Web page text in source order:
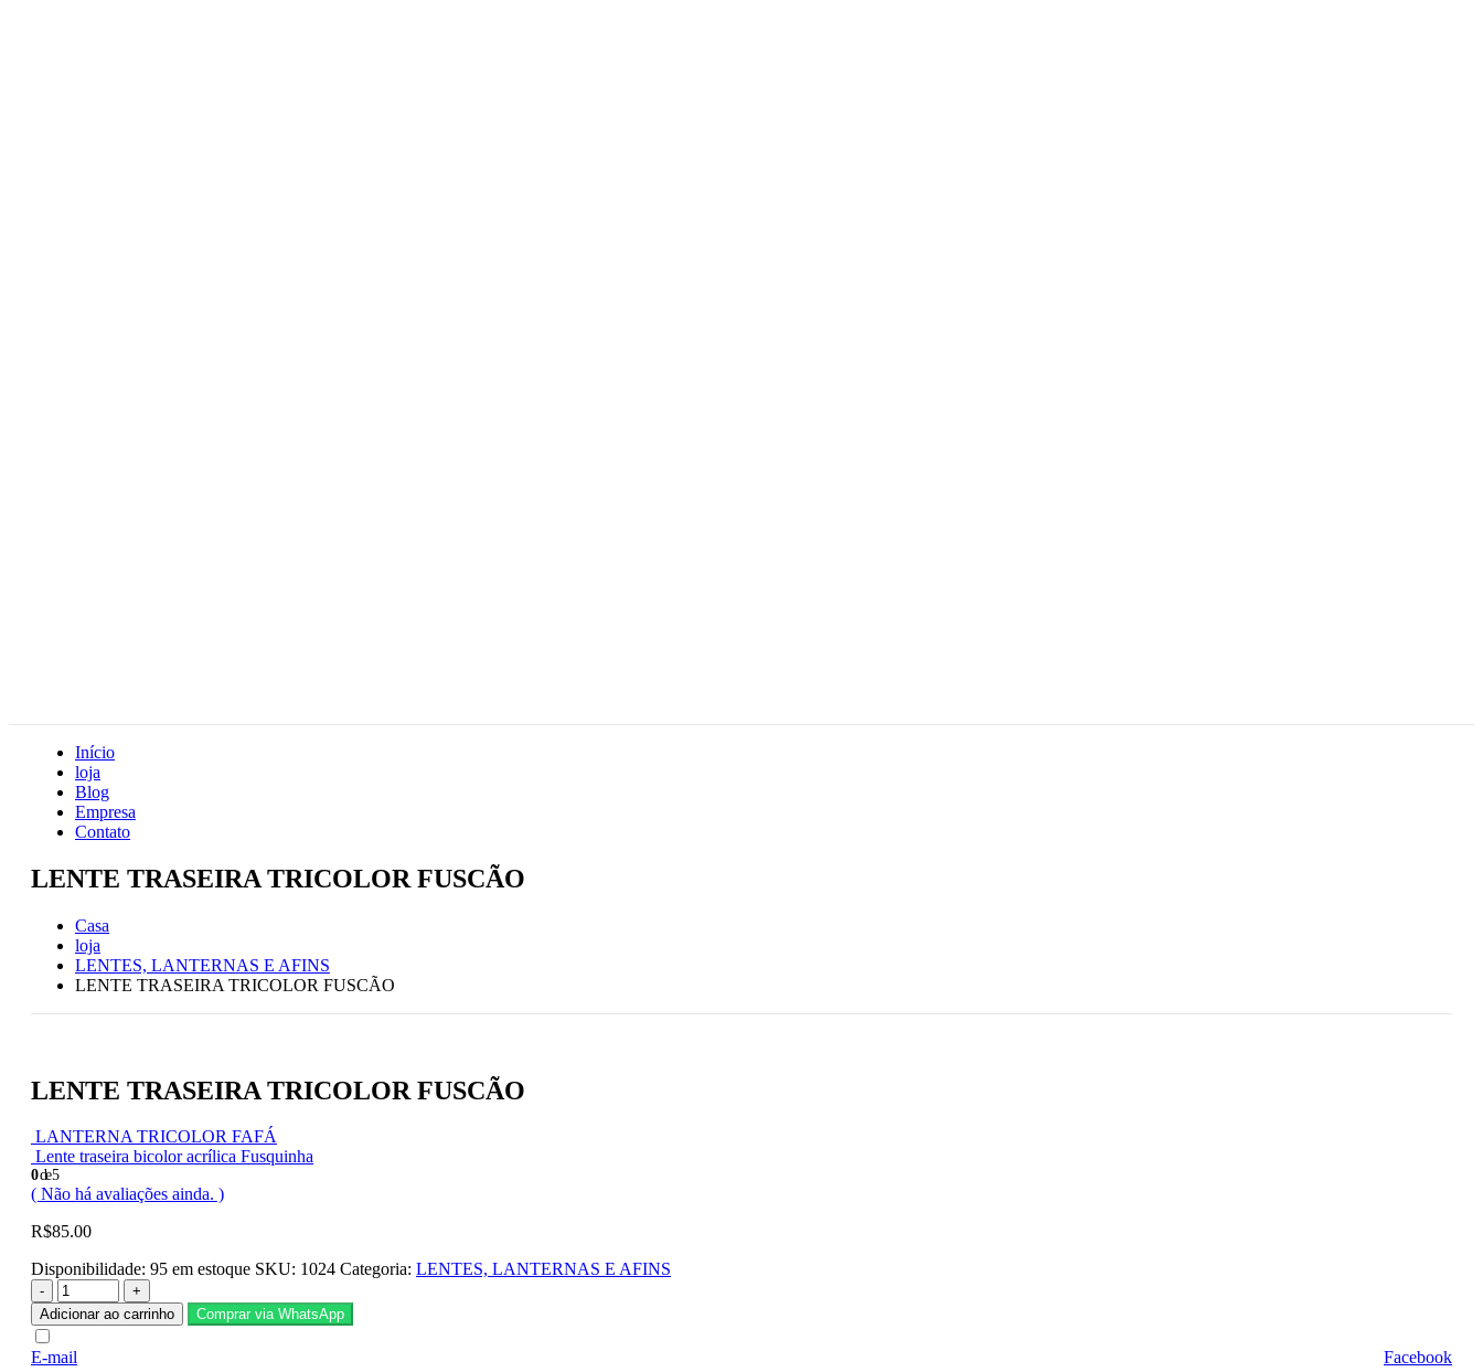
Início
loja
Blog
Empresa
Contato
LENTE TRASEIRA TRICOLOR FUSCÃO
Casa
loja
LENTES, LANTERNAS E AFINS
LENTE TRASEIRA TRICOLOR FUSCÃO
LENTE TRASEIRA TRICOLOR FUSCÃO
LANTERNA TRICOLOR FAFÁ
Lente traseira bicolor acrílica Fusquinha
0de 5
( Não há avaliações ainda. )
R$85.00
Disponibilidade: 95 em estoque SKU: 1024 Categoria: LENTES, LANTERNAS E AFINS
-
+
Adicionar ao carrinho
Comprar via WhatsApp
Facebook
E-mail